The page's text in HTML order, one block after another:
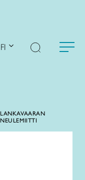
FI
LANKAVAARAN
NEULEMIITTI